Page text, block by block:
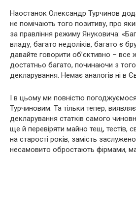
Наостанок Олександр Турчинов
не помічають того позитиву, про
за правління режиму Януковича:
владу, багато недоліків, багато є
давайте говорити об’єктивно – все
достатньо багато, починаючи з
декларування. Немає аналогів ні в
І в цьому ми повністю
Турчиновим. Та тільки тепер,
декларування статків самого
ще й перевіряти майно тещ, тестів,
на старості років, замість
несамовито обростають фірмами,